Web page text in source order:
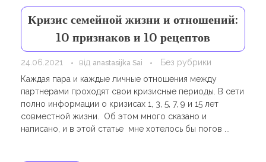
Кризис семейной жизни и отношений:
10 признаков и 10 рецептов
24.06.2021 від anastasijka Sai
Без рубрики
Каждая пара и каждые личные отношения между
партнерами проходят свои кризисные периоды. В сети
полно информации о кризисах 1, 3, 5, 7, 9 и 15 лет
совместной жизни. Об этом много сказано и
написано, и в этой статье мне хотелось бы погов ...